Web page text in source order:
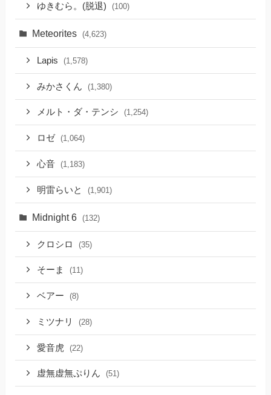
ゆきむら。(脱退) (100)
Meteorites (4,623)
Lapis (1,578)
みかさくん (1,380)
メルト・ダ・テンシ (1,254)
ロゼ (1,064)
心音 (1,183)
明雷らいと (1,901)
Midnight 6 (132)
クロシロ (35)
そーま (11)
ベアー (8)
ミツナリ (28)
愛音虎 (22)
虚無虚無ぷりん (51)